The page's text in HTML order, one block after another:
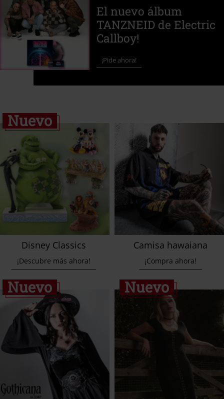
El nuevo álbum
TANZNEID de Electric
Callboy!
¡Pide ahora!
Nuevo
Disney Classics
¡Descubre más ahora!
Camisa hawaiana
¡Compra ahora!
Nuevo Nuevo